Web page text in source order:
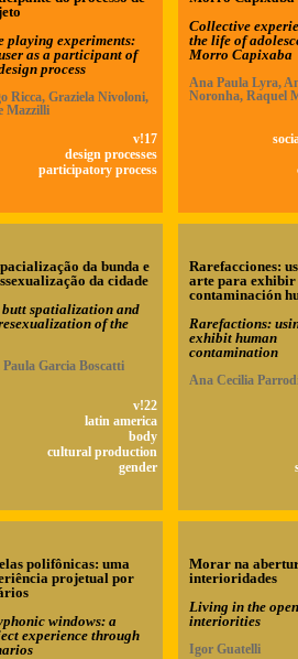
playing experiments:
as a participant of
process
Ricca, Graziela Nivoloni,
Mazzilli
v!17
design processes
participatory process
Collective
the life of
Morro Capixaba
Ana Paula Lyra,
Noronha, Raquel
da bunda e
da cidade
butt spatialization and
of the
Garcia Boscatti
v!22
latin america
body
cultural production
gender
Rarefacciones:
arte para
contaminación
Rarefactions:
exhibit human
contamination
Ana Cecilia
polifônicas: uma
projetual por
windows: a
experience through
Morar na
interioridades
Living in the
interiorities
Igor Guatelli